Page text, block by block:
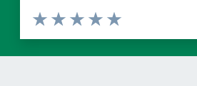
Valuta 5 stelle su 5
Valuta 4 stelle su 5
Valuta 3 stelle su 5
Valuta 2 stelle su 5
Valuta 1 stelle su 5